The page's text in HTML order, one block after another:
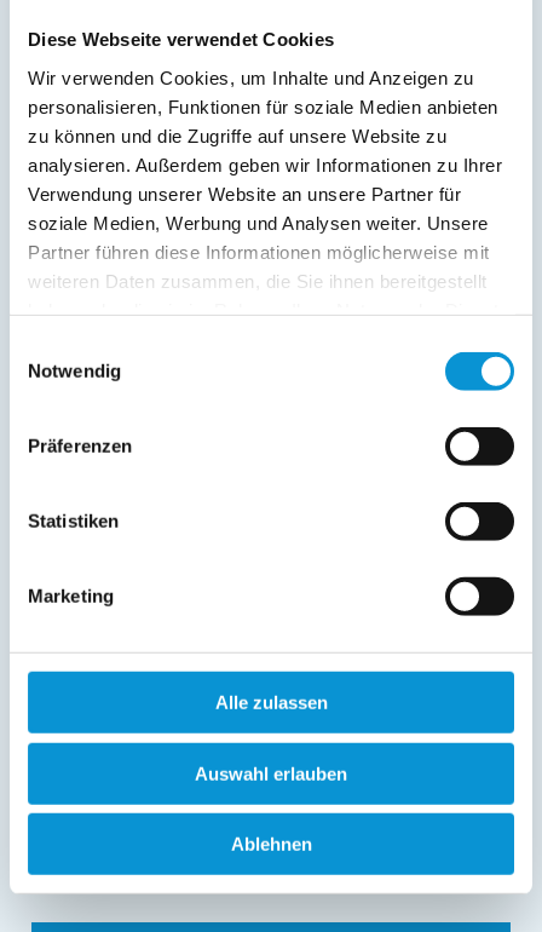
Diese Webseite verwendet Cookies
Wir verwenden Cookies, um Inhalte und Anzeigen zu
personalisieren, Funktionen für soziale Medien anbieten
zu können und die Zugriffe auf unsere Website zu
analysieren. Außerdem geben wir Informationen zu Ihrer
Verwendung unserer Website an unsere Partner für
soziale Medien, Werbung und Analysen weiter. Unsere
Partner führen diese Informationen möglicherweise mit
weiteren Daten zusammen, die Sie ihnen bereitgestellt
Notwendig
Präferenzen
Statistiken
Marketing
Alle zulassen
Auswahl erlauben
Ablehnen
Kopie der Nachricht per Mail zusenden
Reiseversicherungs­informationen anfordern
Ich habe dieDatenschutzhinweisegelesen und bin
Ostsee-Ferienwohnungen.de erhebt, verarbeitet und
nutzt Ihre personenbezogenen Daten nur zur
Auskunft über die bei der Ostsee-Ferienwohnungen.de
gespeicherten Daten erhalten sowie die Berichtigung,
Löschung bzw. Sperrung Ihrer Daten vor Abschluss der
gegenüber Ostsee-Ferienwohnungen.de unentgeltlich
über die im
Ihnen ein Beschwerderecht bei einer Aufsichtsbehörde
zu.
*= Pflichtfeld